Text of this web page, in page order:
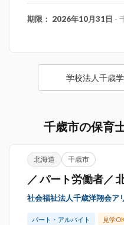
期限： 2026年10月31日 -
学校法人千歳
千歳市の保育
北海道 千歳市
／ パート労働者／
社会福祉法人千歳洋翔会ア
パート・アルバイト 見学